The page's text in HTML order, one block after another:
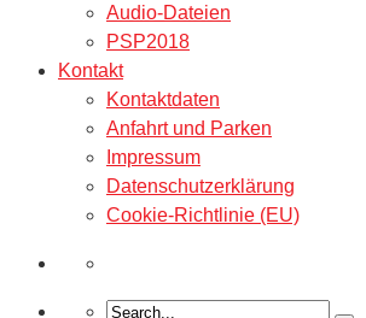
Audio-Dateien
PSP2018
Kontakt
Kontaktdaten
Anfahrt und Parken
Impressum
Datenschutzerklärung
Cookie-Richtlinie (EU)